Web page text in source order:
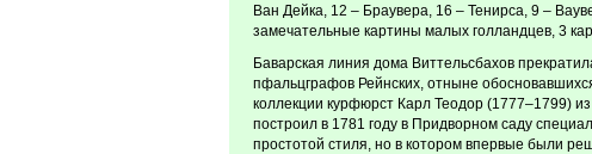
Ван Дейка, 12 – Браувера, 16 – Тенирса, 9 –
замечательные картины малых голландцев, 3
Баварская линия дома Виттельсбахов
пфальцграфов Рейнских, отныне
коллекции курфюрст Карл Теодор (1777–1799)
построил в 1781 году в Придворном саду
простотой стиля, но в котором впервые были